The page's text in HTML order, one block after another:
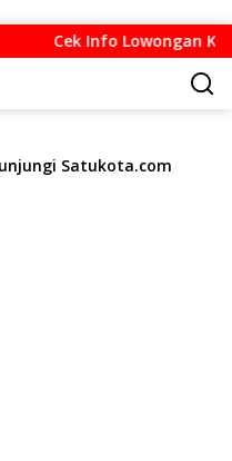
Cek Info Lowongan
Satukota.com